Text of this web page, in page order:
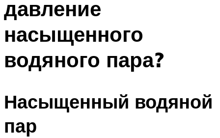
БАССЕЙН ДЛЯ ДОМА
МЕНЮ
давление
насыщенного
водяного пара?
Насыщенный водяной
пар